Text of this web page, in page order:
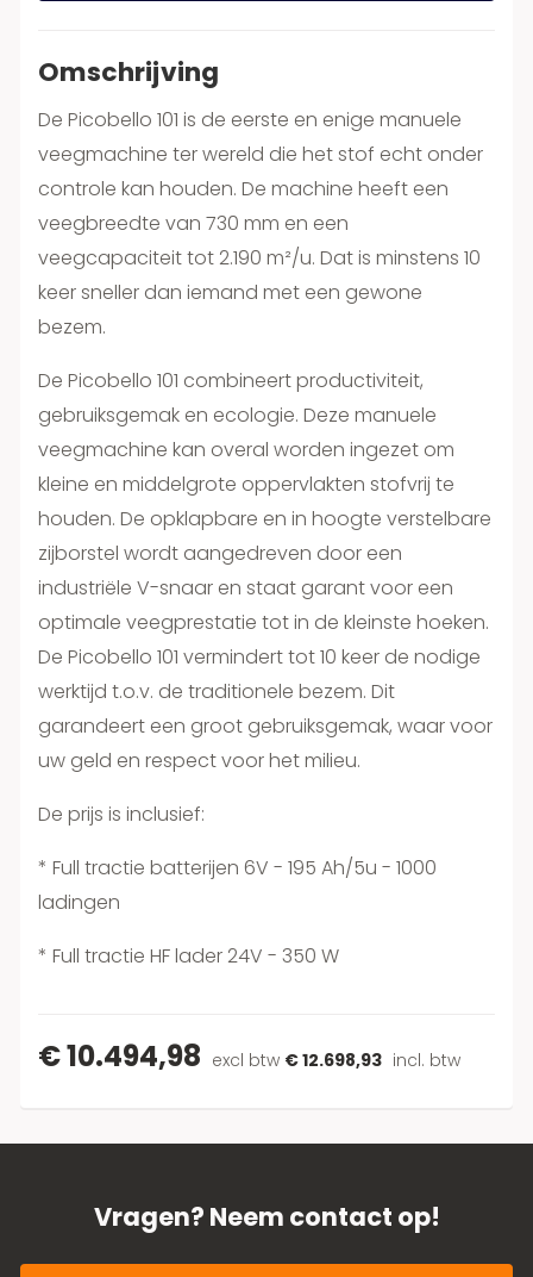
Omschrijving
De Picobello 101 is de eerste en enige manuele
veegmachine ter wereld die het stof echt onder
controle kan houden. De machine heeft een
veegbreedte van 730 mm en een
veegcapaciteit tot 2.190 m²/u. Dat is minstens 10
keer sneller dan iemand met een gewone
bezem.
De Picobello 101 combineert productiviteit,
gebruiksgemak en ecologie. Deze manuele
veegmachine kan overal worden ingezet om
kleine en middelgrote oppervlakten stofvrij te
houden. De opklapbare en in hoogte verstelbare
zijborstel wordt aangedreven door een
industriële V-snaar en staat garant voor een
optimale veegprestatie tot in de kleinste hoeken.
De Picobello 101 vermindert tot 10 keer de nodige
werktijd t.o.v. de traditionele bezem. Dit
garandeert een groot gebruiksgemak, waar voor
uw geld en respect voor het milieu.
De prijs is inclusief:
* Full tractie batterijen 6V - 195 Ah/5u - 1000
ladingen
* Full tractie HF lader 24V - 350 W
€ 10.494,98 excl btw € 12.698,93 incl. btw
Vragen? Neem contact op!